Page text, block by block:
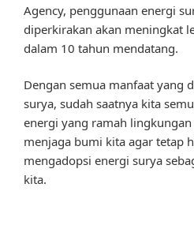
Agency, penggunaan energi
diperkirakan akan meningkat
dalam 10 tahun mendatang.
Dengan semua manfaat yang
surya, sudah saatnya kita
energi yang ramah
menjaga bumi kita agar tetap
mengadopsi energi surya
kita.